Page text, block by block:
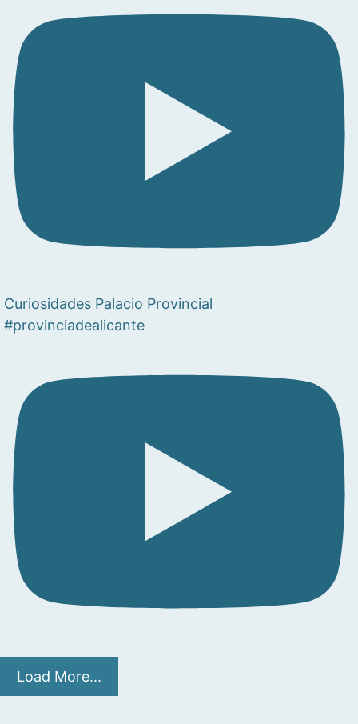
Curiosidades Palacio Provincial
#provinciadealicante
Load More...